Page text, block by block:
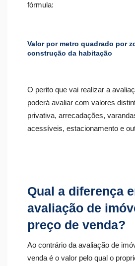
fórmula:
Valor por metro quadrado por
construção da habitação
O perito que vai realizar a
poderá avaliar com valores
privativa, arrecadações,
acessíveis, estacionamento e
Qual a diferença
avaliação de
preço de venda?
Ao contrário da avaliação de
venda é o valor pelo qual o